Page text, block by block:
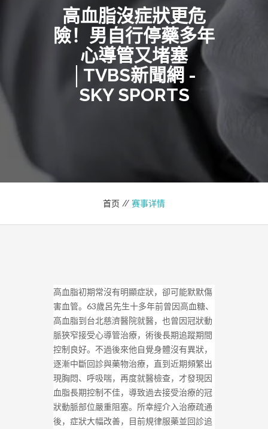
高血脂沒症狀更危
險！男自行停藥多年
心導管又堵塞
│TVBS新聞網 -
SKY SPORTS
首页 // 赛事详情
高血脂初期常沒有明顯症狀，卻可能默默傷
害血管。63歲呂先生十多年前曾因高血糖、
高血脂到台北慈濟醫院就醫，也曾因冠狀動
脈狹窄接受心導管治療，術後長期追蹤期間
控制良好。不過後來他自覺身體沒有異狀，
逐漸中斷回診與藥物治療，直到近期頻繁出
現胸悶、呼吸喘，再度就醫檢查，才發現因
血脂長期控制不佳，導致過去接受治療的冠
狀動脈部位嚴重阻塞。所幸經介入治療疏通
後，症狀大幅改善，目前規律服藥並回診追